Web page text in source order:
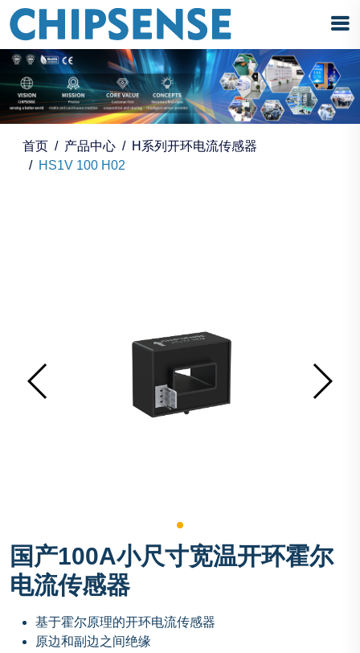
首页 产品中心
H系列开环电流传感器
HS1V 100 H02
国产100A小尺寸宽温开环霍尔
电流传感器
基于霍尔原理的开环电流传感器
原边和副边之间绝缘